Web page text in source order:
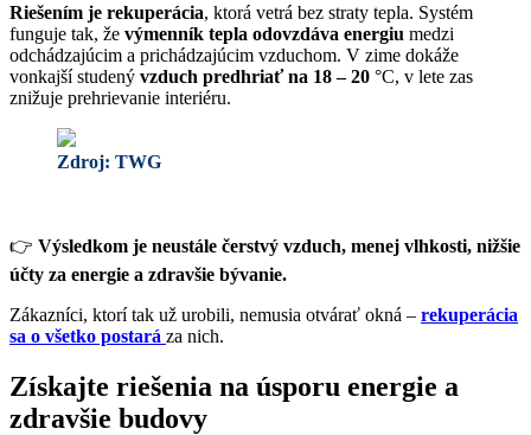
Riešením je rekuperácia, ktorá vetrá bez straty tepla. Systém
funguje tak, že výmenník tepla odovzdáva energiu medzi
odchádzajúcim a prichádzajúcim vzduchom. V zime dokáže
vonkajší studený vzduch predhriať na 18 – 20 °C, v lete zas
znižuje prehrievanie interiéru.
Zdroj: TWG
👉 Výsledkom je neustále čerstvý vzduch, menej vlhkosti, nižšie
účty za energie a zdravšie bývanie.
Zákazníci, ktorí tak už urobili, nemusia otvárať okná – rekuperácia
sa o všetko postará za nich.
Získajte riešenia na úsporu energie a
zdravšie budovy